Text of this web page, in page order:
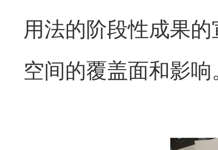
用法的阶段性成果
空间的覆盖面和影响